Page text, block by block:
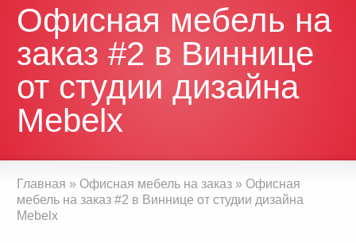
Офисная мебель на
заказ #2 в Виннице
от студии дизайна
Mebelx
Главная » Офисная мебель на заказ » Офисная
мебель на заказ #2 в Виннице от студии дизайна
Mebelx